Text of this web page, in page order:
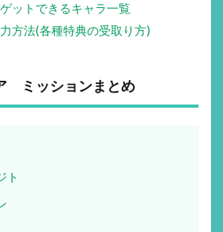
ットできるキャラ一覧
方法(各種特典の受取り方)
ミッションまとめ
ト